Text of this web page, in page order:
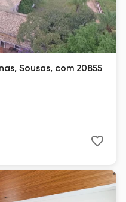
Sousas, com 20855